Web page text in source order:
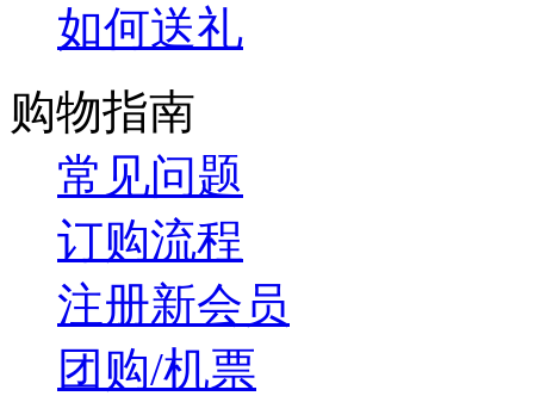
如何送礼
购物指南
常见问题
订购流程
注册新会员
团购/机票